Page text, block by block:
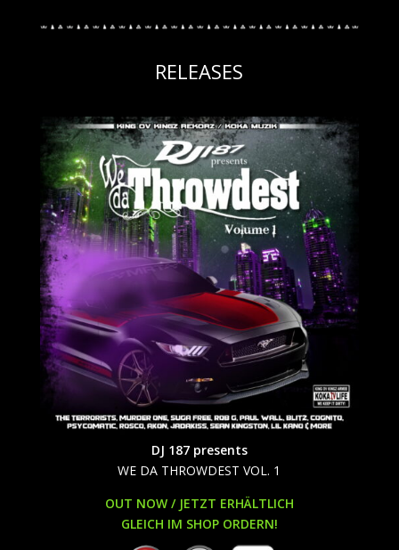
RELEASES
DJ 187 presents
WE DA THROWDEST VOL. 1
OUT NOW / JETZT ERHÄLTLICH
GLEICH IM SHOP ORDERN!